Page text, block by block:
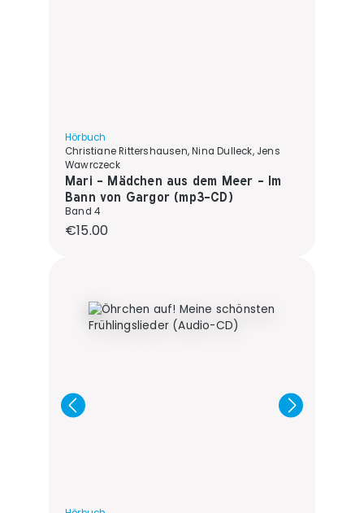
Hörbuch
Christiane Rittershausen, Nina Dulleck, Jens
Wawrczeck
Mari - Mädchen aus dem Meer - Im
Bann von Gargor (mp3-CD)
Band 4
Regular price:
€15.00